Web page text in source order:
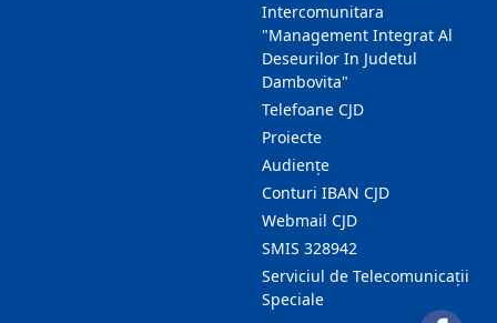
Intercomunitara
"Management Integrat Al
Deseurilor In Judetul
Dambovita"
Telefoane CJD
Proiecte
Audienţe
Conturi IBAN CJD
Webmail CJD
SMIS 328942
Serviciul de Telecomunicații
Speciale